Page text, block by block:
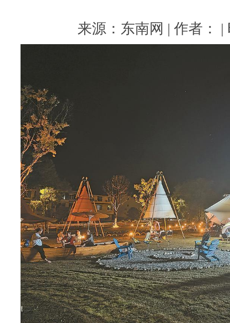
来源：东南网 | 作者： |